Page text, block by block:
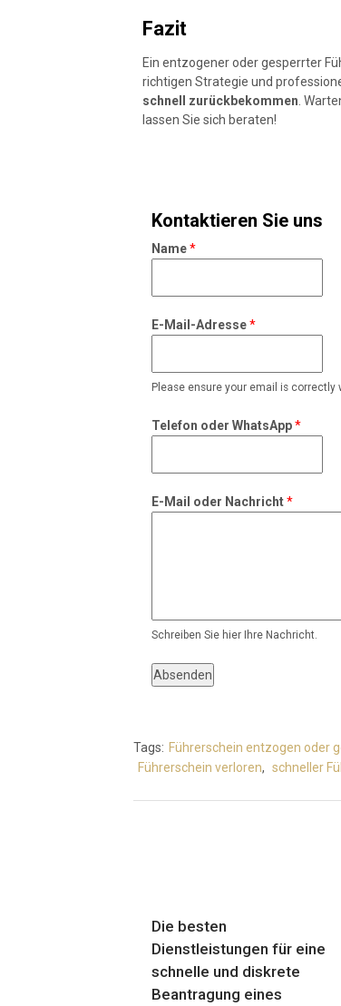
Fazit
Ein entzogener oder gesperrter
richtigen Strategie und
schnell zurückbekommen .
lassen Sie sich beraten!
Kontaktieren Sie uns
Name*
E-Mail-Adresse*
Please ensure your email is correctly
Telefon oder WhatsApp*
E
E
M
E-Mail oder Nachricht*
Schreiben Sie hier Ihre Nachricht.
Absenden
Tags: Führerschein entzogen oder
Führerschein verloren, schneller
Die besten
Dienstleistungen für eine
schnelle und diskrete
Beantragung eines